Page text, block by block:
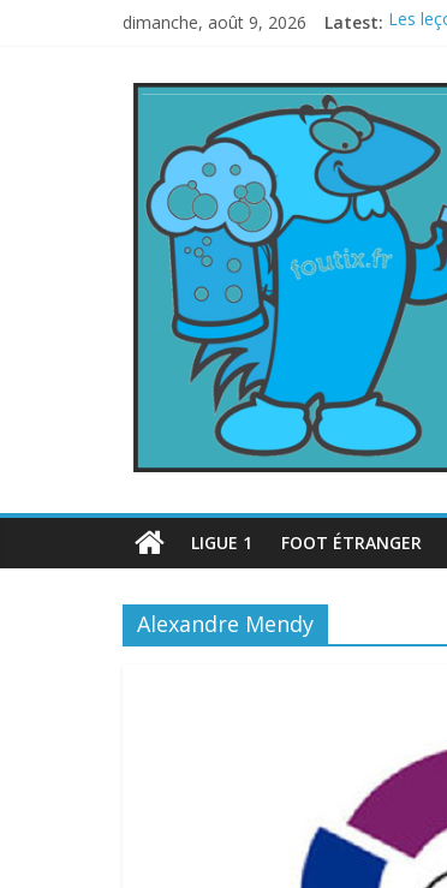
dimanche, août 9, 2026 Latest: Les
Les
L’Inde
LIGUE 1 FOOT ÉTRANGER
Alexandre Mendy